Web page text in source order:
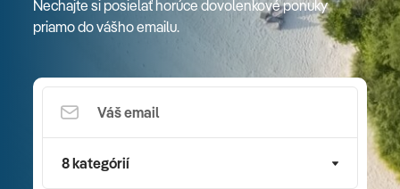
Nechajte si posielať horúce dovolenkové ponuky
priamo do vášho emailu.
8 kategórií